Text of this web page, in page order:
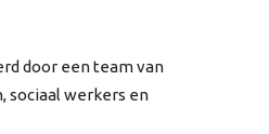
door een team van
sociaal werkers en